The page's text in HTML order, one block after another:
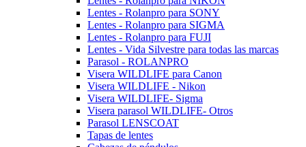
Lentes - Rolanpro para SONY
Lentes - Rolanpro para SIGMA
Lentes - Rolanpro para FUJI
Lentes - Vida Silvestre para todas las marcas
Parasol - ROLANPRO
Visera WILDLIFE para Canon
Visera WILDLIFE - Nikon
Visera WILDLIFE- Sigma
Visera parasol WILDLIFE- Otros
Parasol LENSCOAT
Tapas de lentes